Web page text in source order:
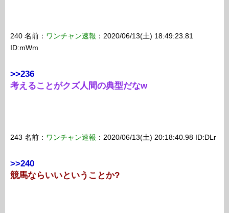
240 名前： ワンチャン速報 ：2020/06/13(土) 18:49:23.81
ID:mWm
>>236
考えることがクズ人間の典型だなw
243 名前： ワンチャン速報 ：2020/06/13(土) 20:18:40.98 ID:DLr
>>240
競馬ならいいということか?